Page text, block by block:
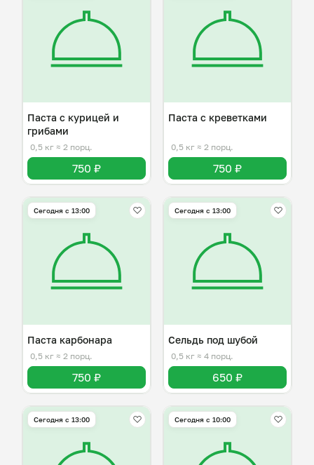
Паста с курицей и
грибами
0,5 кг ≈ 2 порц.
750 ₽
Паста с креветками
0,5 кг ≈ 2 порц.
750 ₽
Сегодня с 13:00
Паста карбонара
0,5 кг ≈ 2 порц.
750 ₽
Сегодня с 13:00
Сельдь под шубой
0,5 кг ≈ 4 порц.
650 ₽
Сегодня с 13:00 Сегодня с 10:00